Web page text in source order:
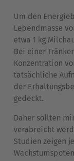
Um den
Lebendmasse
etwa 1 kg
Bei einer
Konzentration
tatsächliche
der
gedeckt.
Daher sollten
verabreicht
Studien zeigen